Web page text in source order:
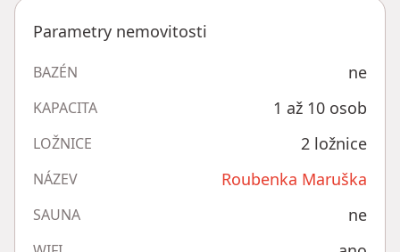
Parametry nemovitosti
BAZÉN ne
KAPACITA 1 až 10 osob
LOŽNICE 2 ložnice
NÁZEV Roubenka Maruška
SAUNA ne